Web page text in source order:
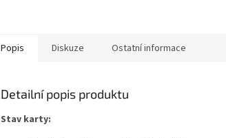
Popis Diskuze Ostatní informace
Detailní popis produktu
Stav karty: